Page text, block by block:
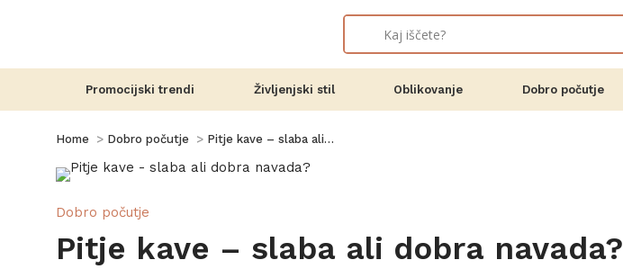
Promocijski trendi Življenjski stil Oblikovanje Dobro počutje
You are here:
Home Dobro počutje Pitje kave – slaba ali…
Dobro počutje
Pitje kave – slaba ali dobra navada?